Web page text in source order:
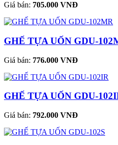
Giá bán: 705.000 VNĐ
GHẾ TỰA UỐN GDU-
Giá bán: 776.000 VNĐ
GHẾ TỰA UỐN GDU-
Giá bán: 792.000 VNĐ